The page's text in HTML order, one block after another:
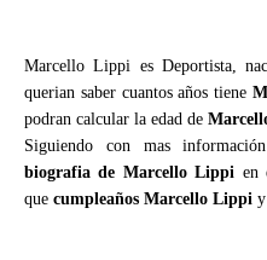
Marcello Lippi es Deportista,
querian saber cuantos años tiene
podran calcular la edad de
Siguiendo con mas
biografia de Marcello Lippi en
que cumpleaños Marcello Lippi y